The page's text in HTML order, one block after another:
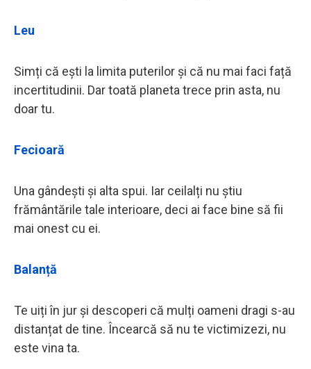
Leu
Simți că ești la limita puterilor și că nu mai faci față
incertitudinii. Dar toată planeta trece prin asta, nu
doar tu.
Fecioară
Una gândești și alta spui. Iar ceilalți nu știu
frământările tale interioare, deci ai face bine să fii
mai onest cu ei.
Balanță
Te uiți în jur și descoperi că mulți oameni dragi s-au
distanțat de tine. Încearcă să nu te victimizezi, nu
este vina ta.